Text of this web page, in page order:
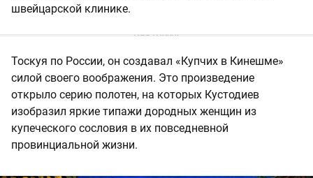
швейцарской клинике.
Тоскуя по России, он создавал «Купчих в Кинешме»
силой своего воображения. Это произведение
открыло серию полотен, на которых Кустодиев
изобразил яркие типажи дородных женщин из
купеческого сословия в их повседневной
провинциальной жизни.